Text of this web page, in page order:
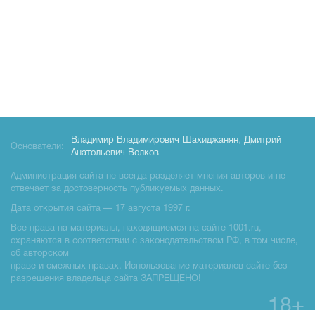
Основатели:
Владимир Владимирович Шахиджанян, Дмитрий
Анатольевич Волков
Администрация сайта не всегда разделяет мнения авторов и не
отвечает за достоверность публикуемых данных.
Дата открытия сайта — 17 августа 1997 г.
Все права на материалы, находящиемся на сайте 1001.ru,
охраняются в соответствии с законодательством РФ, в том числе,
об авторском
праве и смежных правах. Использование материалов сайте без
разрешения владельца сайта ЗАПРЕЩЕНО!